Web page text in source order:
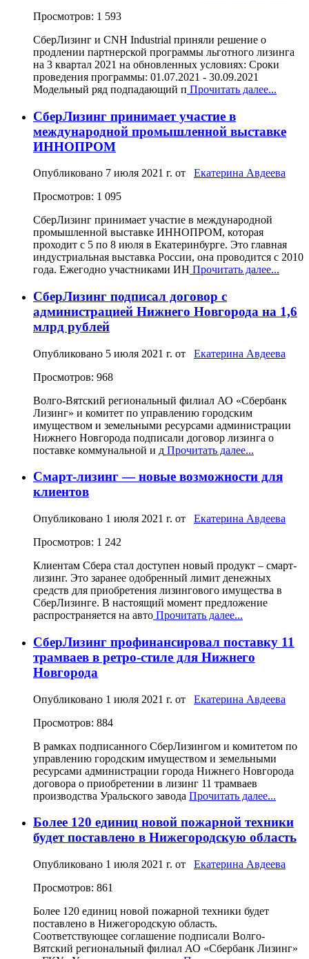
Просмотров: 1 593
СберЛизинг и CNH Industrial приняли решение о
продлении партнерской программы льготного лизинга
на 3 квартал 2021 на обновленных условиях: Сроки
проведения программы: 01.07.2021 - 30.09.2021
Модельный ряд подпадающий п Прочитать далее...
СберЛизинг принимает участие в
международной промышленной выставке
ИННОПРОМ
Опубликовано 7 июля 2021 г. от Екатерина Авдеева
Просмотров: 1 095
СберЛизинг принимает участие в международной
промышленной выставке ИННОПРОМ, которая
проходит с 5 по 8 июля в Екатеринбурге. Это главная
индустриальная выставка России, она проводится с 2010
года. Ежегодно участниками ИН Прочитать далее...
СберЛизинг подписал договор с
администрацией Нижнего Новгорода на 1,6
млрд рублей
Опубликовано 5 июля 2021 г. от Екатерина Авдеева
Просмотров: 968
Волго-Вятский региональный филиал АО «Сбербанк
Лизинг» и комитет по управлению городским
имуществом и земельными ресурсами администрации
Нижнего Новгорода подписали договор лизинга о
поставке коммунальной и д Прочитать далее...
Смарт-лизинг — новые возможности для
клиентов
Опубликовано 1 июля 2021 г. от Екатерина Авдеева
Просмотров: 1 242
Клиентам Сбера стал доступен новый продукт – смарт-
лизинг. Это заранее одобренный лимит денежных
средств для приобретения лизингового имущества в
СберЛизинге. В настоящий момент предложение
распространяется на авто Прочитать далее...
СберЛизинг профинансировал поставку 11
трамваев в ретро-стиле для Нижнего
Новгорода
Опубликовано 1 июля 2021 г. от Екатерина Авдеева
Просмотров: 884
В рамках подписанного СберЛизингом и комитетом по
управлению городским имуществом и земельными
ресурсами администрации города Нижнего Новгорода
договора о приобретении в лизинг 11 трамваев
производства Уральского завода Прочитать далее...
Более 120 единиц новой пожарной техники
будет поставлено в Нижегородскую область
Опубликовано 1 июля 2021 г. от Екатерина Авдеева
Просмотров: 861
Более 120 единиц новой пожарной техники будет
поставлено в Нижегородскую область.
Соответствующее соглашение подписали Волго-
Вятский региональный филиал АО «Сбербанк Лизинг»